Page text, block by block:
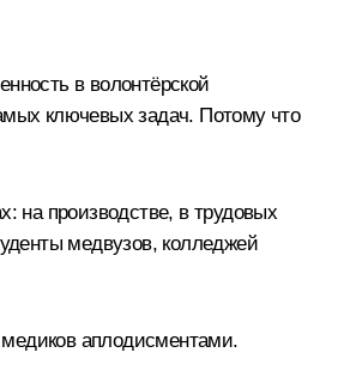
в волонтёрской
ключевых задач. Потому что
на производстве, в трудовых
медвузов, колледжей
аплодисментами.